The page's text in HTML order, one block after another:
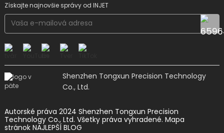
Získajte najnovšie správy od INJET
Shenzhen Tongxun Precision Technology
Co., Ltd.
Autorské práva 2024 Shenzhen Tongxun Precision
Technology Co., Ltd. Všetky práva vyhradené. Mapa
stránok NAJLEPŠÍ BLOG